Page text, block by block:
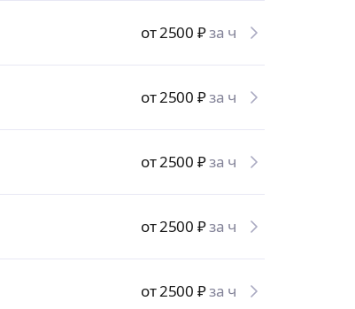
от 2500 ₽за ч
от 2500 ₽за ч
от 2500 ₽за ч
от 2500 ₽за ч
от 2500 ₽за ч